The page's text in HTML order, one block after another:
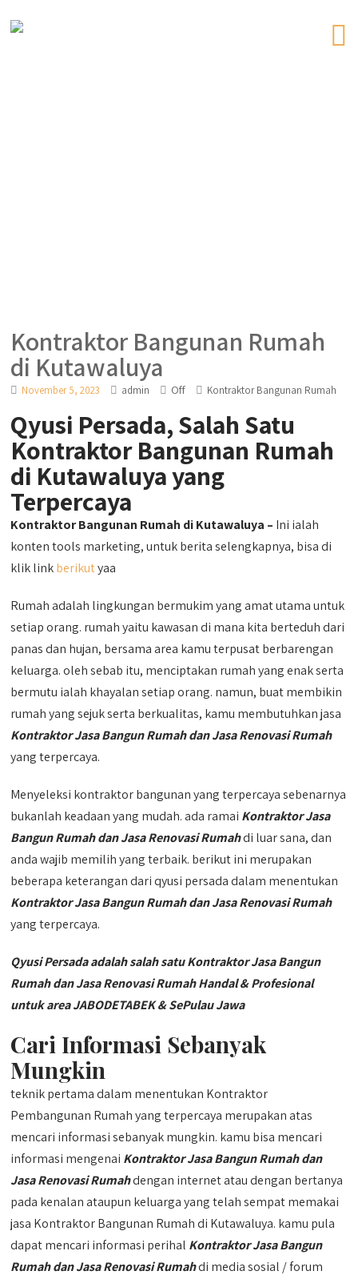
Kontraktor Bangunan Rumah
di Kutawaluya
November 5, 2023 admin Off Kontraktor Bangunan Rumah
Qyusi Persada, Salah Satu
Kontraktor Bangunan Rumah
di Kutawaluya yang
Terpercaya
Kontraktor Bangunan Rumah di Kutawaluya – Ini ialah
konten tools marketing, untuk berita selengkapnya, bisa di
klik linkberikutyaa
Rumah adalah lingkungan bermukim yang amat utama untuk
setiap orang. rumah yaitu kawasan di mana kita berteduh dari
panas dan hujan, bersama area kamu terpusat berbarengan
keluarga. oleh sebab itu, menciptakan rumah yang enak serta
bermutu ialah khayalan setiap orang. namun, buat membikin
rumah yang sejuk serta berkualitas, kamu membutuhkan jasa
Kontraktor Jasa Bangun Rumah dan Jasa Renovasi Rumah
yang terpercaya.
Menyeleksi kontraktor bangunan yang terpercaya sebenarnya
bukanlah keadaan yang mudah. ada ramai Kontraktor Jasa
Bangun Rumah dan Jasa Renovasi Rumahdi luar sana, dan
anda wajib memilih yang terbaik. berikut ini merupakan
beberapa keterangan dari qyusi persada dalam menentukan
Kontraktor Jasa Bangun Rumah dan Jasa Renovasi Rumah
yang terpercaya.
Qyusi Persada adalah salah satu Kontraktor Jasa Bangun
Rumah dan Jasa Renovasi Rumah Handal & Profesional
untuk area JABODETABEK & SePulau Jawa
Cari Informasi Sebanyak
Mungkin
teknik pertama dalam menentukan Kontraktor
Pembangunan Rumah yang terpercaya merupakan atas
mencari informasi sebanyak mungkin. kamu bisa mencari
informasi mengenai Kontraktor Jasa Bangun Rumah dan
Jasa Renovasi Rumahdengan internet atau dengan bertanya
pada kenalan ataupun keluarga yang telah sempat memakai
jasa Kontraktor Bangunan Rumah di Kutawaluya. kamu pula
dapat mencari informasi perihal Kontraktor Jasa Bangun
Rumah dan Jasa Renovasi Rumahdi media sosial / forum